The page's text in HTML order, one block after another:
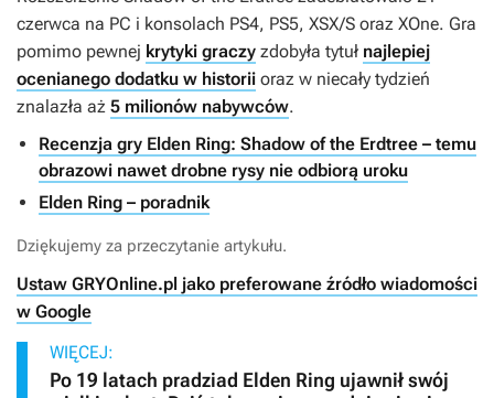
czerwca na PC i konsolach PS4, PS5, XSX/S oraz XOne. Gra
pomimo pewnej krytyki graczy zdobyła tytuł najlepiej
ocenianego dodatku w historii oraz w niecały tydzień
znalazła aż 5 milionów nabywców.
Recenzja gry Elden Ring: Shadow of the Erdtree – temu
obrazowi nawet drobne rysy nie odbiorą uroku
Elden Ring – poradnik
Dziękujemy za przeczytanie artykułu.
Ustaw GRYOnline.pl jako preferowane źródło wiadomości
w Google
WIĘCEJ:
Po 19 latach pradziad Elden Ring ujawnił swój